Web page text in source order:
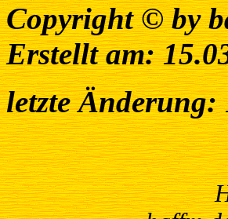
Copyright © by
Erstellt am:
letzte Änderung: